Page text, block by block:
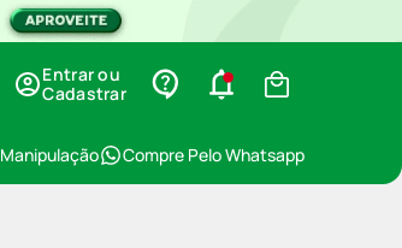
Entrar ou
Cadastrar
Manipulação Compre Pelo Whatsapp